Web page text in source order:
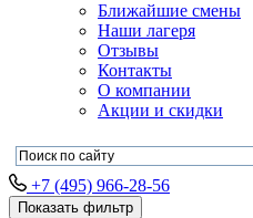
Ближайшие смены
Наши лагеря
Отзывы
Контакты
О компании
Акции и скидки
+7 (495) 966-28-56
Показать фильтр